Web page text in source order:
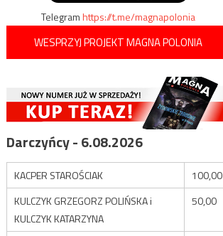
Telegramhttps://t.me/magnapolonia
WESPRZYJ PROJEKT MAGNA POLONIA
Darczyńcy - 6.08.2026
KACPER STAROŚCIAK
100,00
KULCZYK GRZEGORZ POLIŃSKA i
KULCZYK KATARZYNA
50,00